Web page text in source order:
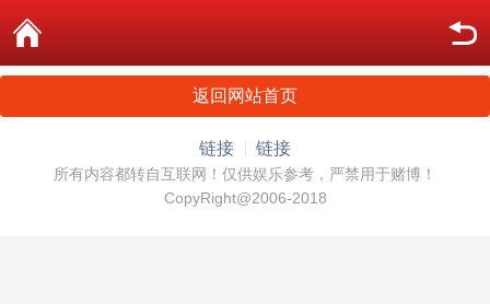
返回网站首页
链接 链接
所有内容都转自互联网！仅供娱乐参考，严禁用于赌博！
CopyRight@2006-2018